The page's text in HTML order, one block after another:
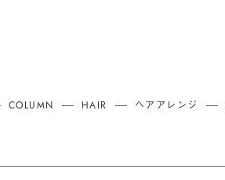
COLUMN HAIR ヘアアレンジ